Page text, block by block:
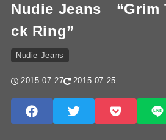
Nudie Jeans “Grim
ck Ring”
Nudie Jeans
2015.07.27 2015.07.25